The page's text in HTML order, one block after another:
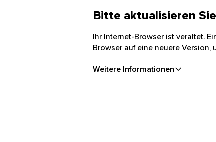
Bitte aktualisieren
Ihr Internet-Browser ist veraltet.
Browser auf eine neuere
Weitere Informationen